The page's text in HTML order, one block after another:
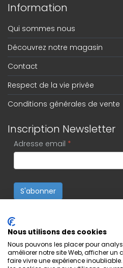
Information
Qui sommes nous
Découvrez notre magasin
Contact
Respect de la vie privée
Conditions générales de vente
Inscription Newsletter
Adresse email *
S'abonner
Nous utilisons des cookies
Nous pouvons les placer pour
améliorer notre site Web, afficher un
faire vivre une expérience